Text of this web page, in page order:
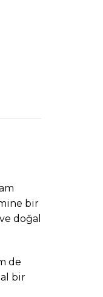
bir
doğal
de
bir